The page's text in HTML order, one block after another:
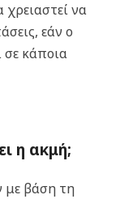
χρειαστεί να
εάν ο
σε κάποια
η ακμή;
με βάση τη